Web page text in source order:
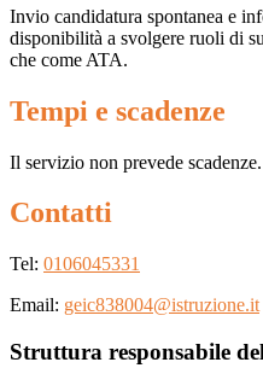
Invio candidatura spontanea e
disponibilità a svolgere ruoli di
che come ATA.
Tempi e scadenze
Il servizio non prevede scadenze.
Contatti
Tel: 0106045331
Email: geic838004@istruzione.it
Struttura responsabile